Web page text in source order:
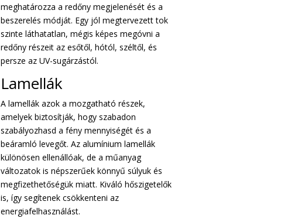
meghatározza a redőny megjelenését és a
beszerelés módját. Egy jól megtervezett tok
szinte láthatatlan, mégis képes megóvni a
redőny részeit az esőtől, hótól, széltől, és
persze az UV-sugárzástól.
Lamellák
A lamellák azok a mozgatható részek,
amelyek biztosítják, hogy szabadon
szabályozhasd a fény mennyiségét és a
beáramló levegőt. Az alumínium lamellák
különösen ellenállóak, de a műanyag
változatok is népszerűek könnyű súlyuk és
megfizethetőségük miatt. Kiváló hőszigetelők
is, így segítenek csökkenteni az
energiafelhasználást.